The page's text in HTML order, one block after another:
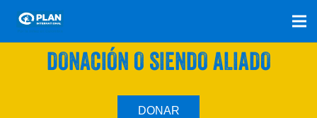
SÚMATE A NUESTRO PLAN CON UNA
DONACIÓN O SIENDO ALIADO
DONAR